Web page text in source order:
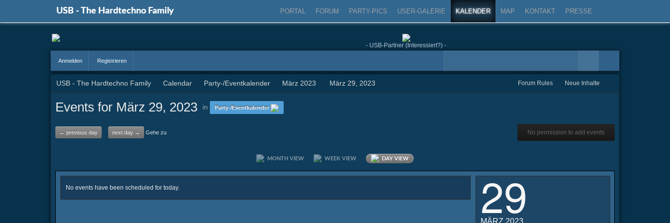
USB - The Hardtechno Family PORTAL FORUM PARTY-PICS USER-GALERIE KALENDER MAP KONTAKT PRESSE
- USB-Partner (Interessiert?) -
Anmelden Registrieren
USB - The Hardtechno Family Calendar Party-/Eventkalender März 2023 März 29, 2023 Forum Rules Neue Inhalte
Events for März 29, 2023 in Party-/Eventkalender
← previous day next day → Gehe zu No permission to add events
MONTH VIEW WEEK VIEW DAY VIEW
No events have been scheduled for today. 29
MÄRZ 2023